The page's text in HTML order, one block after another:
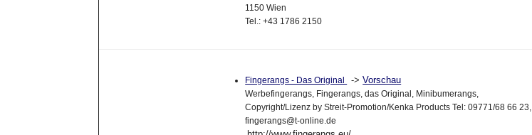
1150 Wien
Tel.: +43 1786 2150
Fingerangs - Das Original ->Vorschau
Werbefingerangs, Fingerangs, das Original, Minibumerangs,
Copyright/Lizenz by Streit-Promotion/Kenka Products Tel: 09771/68 66 23,
fingerangs@t-online.de